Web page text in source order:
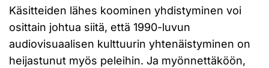
Käsitteiden lähes koominen yhdistyminen voi
osittain johtua siitä, että 1990-luvun
audiovisuaalisen kulttuurin yhtenäistyminen on
heijastunut myös peleihin. Ja myönnettäköön,